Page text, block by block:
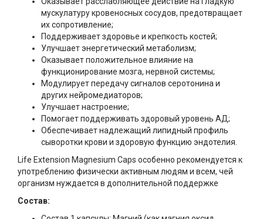
мускулатуру кровеносных сосудов, предотвращает
их сопротивление;
Поддерживает здоровье и крепкость костей;
Улучшает энергетический метаболизм;
Оказывает положительное влияние на
функционирование мозга, нервной системы;
Модулирует передачу сигналов серотонина и
других нейромедиаторов;
Улучшает настроение;
Помогает поддерживать здоровый уровень АД;
Обеспечивает надлежащий липидный профиль
сыворотки крови и здоровую функцию эндотелия.
Life Extension Magnesium Caps особенно рекомендуется к
употреблению физически активным людям и всем, чей
организм нуждается в дополнительной поддержке
Состав: